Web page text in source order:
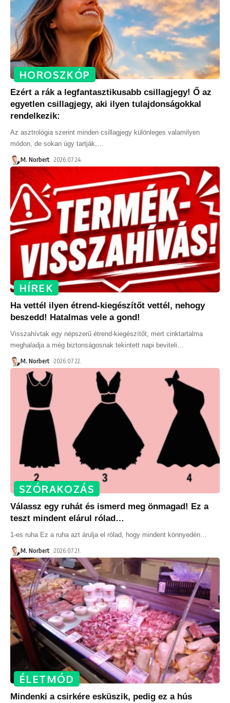
HOROSZKÓP
Ezért a rák a legfantasztikusabb csillagjegy! Ő az
egyetlen csillagjegy, aki ilyen tulajdonságokkal
rendelkezik:
Az asztrológia szerint minden csillagjegy különleges valamilyen
módon, de sokan úgy tartják,
M. Norbert 2026.07.24.
HÍREK
Ha vettél ilyen étrend-kiegészítőt vettél, nehogy
beszedd! Hatalmas vele a gond!
Visszahívtak egy népszerű étrend-kiegészítőt, mert cinktartalma
meghaladja a még biztonságosnak tekintett napi beviteli
M. Norbert 2026.07.22.
SZÓRAKOZÁS
Válassz egy ruhát és ismerd meg önmagad! Ez a
teszt mindent elárul rólad…
1-es ruha Ez a ruha azt árulja el rólad, hogy mindent könnyedén…
M. Norbert 2026.07.21.
ÉLETMÓD
Mindenki a csirkére esküszik, pedig ez a hús